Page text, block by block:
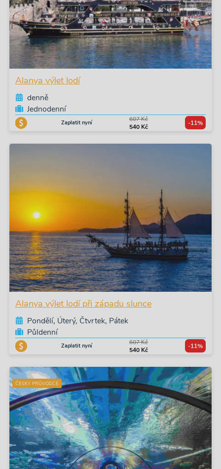
Alanya výlet lodí
denně
Jednodenní
Zaplatit nyní
607 Kč
540 Kč
-11%
Alanya výlet lodí při západu slunce
Pondělí, Úterý, Čtvrtek, Pátek
Půldenní
Zaplatit nyní
607 Kč
540 Kč
-11%
ČESKÝ PRŮVODCE